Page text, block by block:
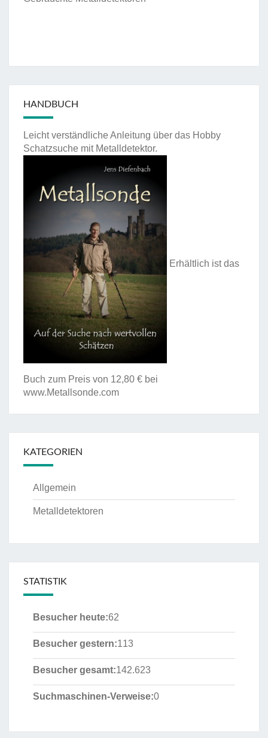
HANDBUCH
Leicht verständliche Anleitung über das Hobby
Schatzsuche mit Metalldetektor.
Erhältlich ist das
Buch zum Preis von 12,80 € bei
www.Metallsonde.com
KATEGORIEN
Allgemein
Metalldetektoren
STATISTIK
Besucher heute:62
Besucher gestern:113
Besucher gesamt:142.623
Suchmaschinen-Verweise:0